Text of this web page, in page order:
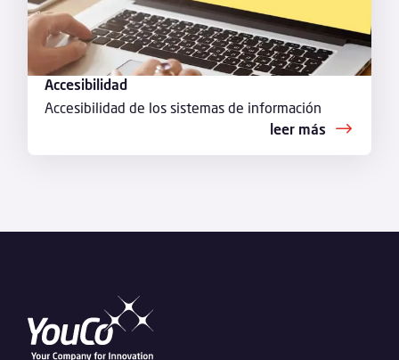
Accesibilidad
Accesibilidad de los sistemas de información
leer más